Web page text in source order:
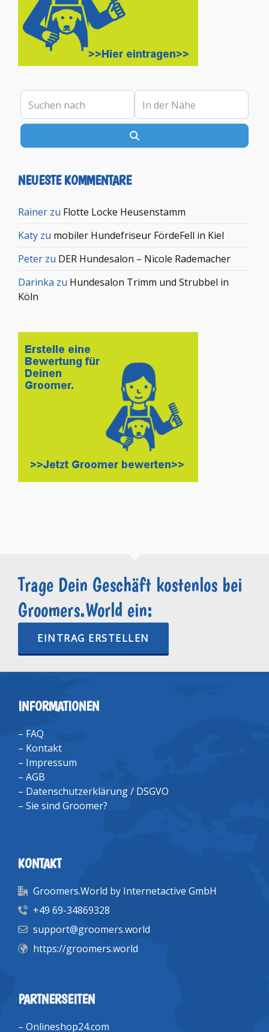
Suchen nach In der Nähe
NEUESTE KOMMENTARE
Rainer zu Flotte Locke Heusenstamm
Katy zu mobiler Hundefriseur FördeFell in Kiel
Peter zu DER Hundesalon – Nicole Rademacher
Darinka zu Hundesalon Trimm und Strubbel in
Köln
Trage Dein Geschäft kostenlos bei
Groomers.World ein:
EINTRAG ERSTELLEN
INFORMATIONEN
– FAQ
– Kontakt
– Impressum
– AGB
– Datenschutzerklärung / DSGVO
– Sie sind Groomer?
KONTAKT
Groomers.World by Internetactive GmbH
+49 69-34869328
support@groomers.world
https://groomers.world
PARTNERSEITEN
– Onlineshop24.com